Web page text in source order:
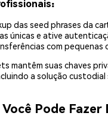
das seed phrases da
únicas e ative
com pequenas
mantêm suas chaves
a solução custodial
Você Pode